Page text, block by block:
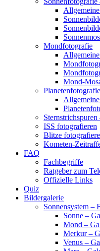
Mondfotografie
Mond-
Planetenfotografie
Sternstrichspuren
ISS fotografieren
Blitze
Kometen-
FAQ
Fachbegriffe
Ratgeber zum
Offizielle Links
Quiz
Bildergalerie
Sonnensystem –
Sonne –
Mond –
Merkur –
Venus –